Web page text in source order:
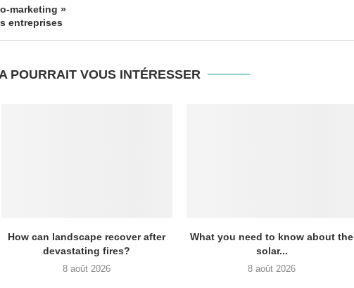
marketing »
entreprises
POURRAIT VOUS INTÉRESSER
How can landscape recover after
devastating fires?
8 août 2026
What you need to know about the
solar...
8 août 2026